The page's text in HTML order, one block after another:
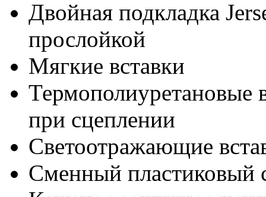
Двойная подкладка
прослойкой
Мягкие вставки
Термополиуретановые
при сцеплении
Светоотражающие
Сменный пластиковый